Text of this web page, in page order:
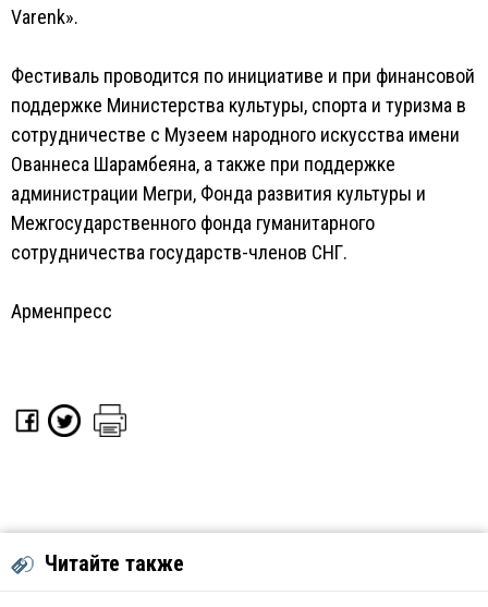
Varenk».
Фестиваль проводится по инициативе и при финансовой
поддержке Министерства культуры, спорта и туризма в
сотрудничестве с Музеем народного искусства имени
Ованнеса Шарамбеяна, а также при поддержке
администрации Мегри, Фонда развития культуры и
Межгосударственного фонда гуманитарного
сотрудничества государств-членов СНГ.
Арменпресс
Читайте также